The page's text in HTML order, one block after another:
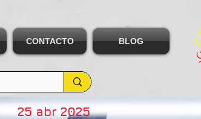
CONTACTO BLOG
25 abr 2025